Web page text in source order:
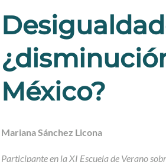
México?
Mariana Sánchez Licona
Participante en la XI Escuela de Verano